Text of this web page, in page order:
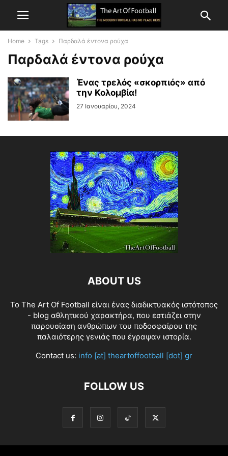
Home Tags Παρδαλά έντονα ρούχα
Παρδαλά έντονα ρούχα
Ένας τρελός «σκορπιός» από
την Κολομβία!
27 Ιανουαρίου, 2024
ABOUT US
Το The Art Of Football είναι ένας διαδικτυακός ιστότοπος
- blog αθλητικού χαρακτήρα, που εστιάζει στην
παρουσίαση ανθρώπων του ποδοσφαίρου της
παλαιότερης γενιάς που έγραψαν ιστορία.
Contact us: info [at] theartoffootball [dot] gr
FOLLOW US